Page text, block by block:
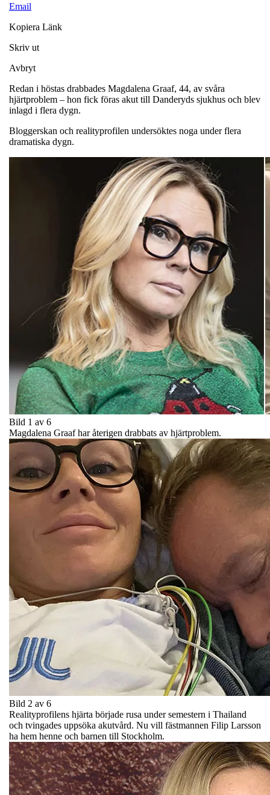
Email
Kopiera Länk
Skriv ut
Avbryt
Redan i höstas drabbades Magdalena Graaf, 44, av svåra
hjärtproblem – hon fick föras akut till Danderyds sjukhus och blev
inlagd i flera dygn.
Bloggerskan och realityprofilen undersöktes noga under flera
dramatiska dygn.
Bild 1 av 6
Magdalena Graaf har återigen drabbats av hjärtproblem.
Bild 2 av 6
Realityprofilens hjärta började rusa under semestern i Thailand
och tvingades uppsöka akutvård. Nu vill fästmannen Filip Larsson
ha hem henne och barnen till Stockholm.